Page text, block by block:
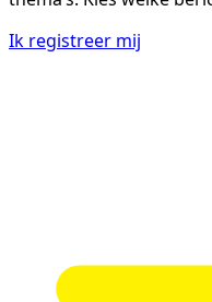
Ik registreer mij